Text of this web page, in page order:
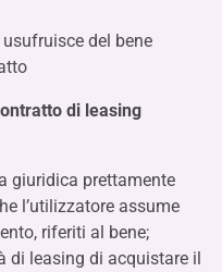
del bene
di leasing
giuridica prettamente
l’utilizzatore assume
riferiti al bene;
di leasing di acquistare il